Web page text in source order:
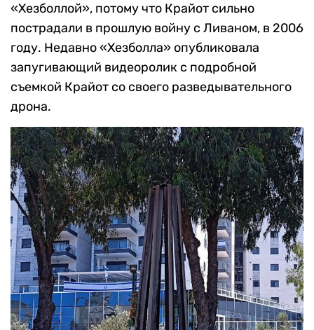
«Хезболлой», потому что Крайот сильно
пострадали в прошлую войну с Ливаном, в 2006
году. Недавно «Хезболла» опубликовала
запугивающий видеоролик с подробной
съемкой Крайот со своего разведывательного
дрона.